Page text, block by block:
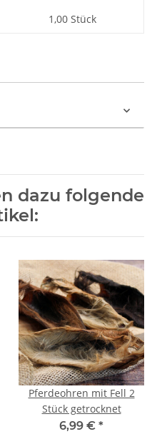
1,00 Stück
dazu folgende
Pferdeohren mit Fell 2
Stück getrocknet
6,99 € *